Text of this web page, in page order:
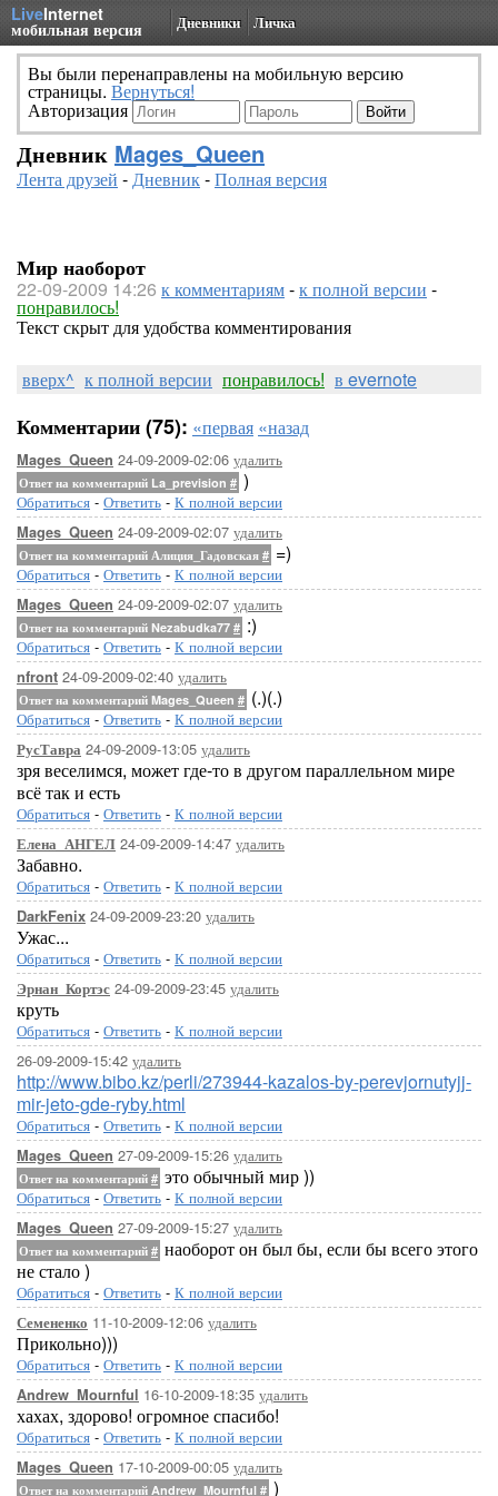
LiveInternet
мобильная версия Дневники Личка
Вы были перенаправлены на мобильную версию
страницы. Вернуться!
Авторизация
Дневник Mages_Queen
Лента друзей -Дневник-Полная версия
Мир наоборот
22-09-2009 14:26 к комментариям-к полной версии -
понравилось!
Текст скрыт для удобства комментирования
вверх^ к полной версии понравилось! в evernote
Комментарии (75): «первая «назад
Mages_Queen 24-09-2009-02:06 удалить
Ответ на комментарий La_prevision # )
Обратиться - Ответить - К полной версии
Mages_Queen 24-09-2009-02:07 удалить
Ответ на комментарий Алиция_Гадовская # =)
Обратиться - Ответить - К полной версии
Mages_Queen 24-09-2009-02:07 удалить
Ответ на комментарий Nezabudka77 # :)
Обратиться - Ответить - К полной версии
nfront 24-09-2009-02:40 удалить
Ответ на комментарий Mages_Queen # (.)(.)
Обратиться - Ответить - К полной версии
РусТавра 24-09-2009-13:05 удалить
зря веселимся, может где-то в другом параллельном мире
всё так и есть
Обратиться - Ответить - К полной версии
Елена_АНГЕЛ 24-09-2009-14:47 удалить
Забавно.
Обратиться - Ответить - К полной версии
DarkFenix 24-09-2009-23:20 удалить
Ужас...
Обратиться - Ответить - К полной версии
Эрнан_Кортэс 24-09-2009-23:45 удалить
круть
Обратиться - Ответить - К полной версии
26-09-2009-15:42 удалить
http://www.bibo.kz/perli/273944-kazalos-by-perevjornutyjj-
mir-jeto-gde-ryby.html
Обратиться - Ответить - К полной версии
Mages_Queen 27-09-2009-15:26 удалить
Ответ на комментарий # это обычный мир ))
Обратиться - Ответить - К полной версии
Mages_Queen 27-09-2009-15:27 удалить
Ответ на комментарий # наоборот он был бы, если бы всего этого
не стало )
Обратиться - Ответить - К полной версии
Семененко 11-10-2009-12:06 удалить
Прикольно)))
Обратиться - Ответить - К полной версии
Andrew_Mournful 16-10-2009-18:35 удалить
хахах, здорово! огромное спасибо!
Обратиться - Ответить - К полной версии
Mages_Queen 17-10-2009-00:05 удалить
Ответ на комментарий Andrew_Mournful # )